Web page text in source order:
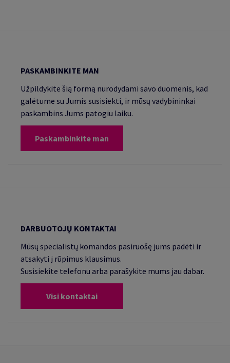
PASKAMBINKITE MAN
Užpildykite šią formą nurodydami savo duomenis, kad
galėtume su Jumis susisiekti, ir mūsų vadybininkai
paskambins Jums patogiu laiku.
Paskambinkite man
DARBUOTOJŲ KONTAKTAI
Mūsų specialistų komandos pasiruošę jums padėti ir
atsakyti į rūpimus klausimus.
Susisiekite telefonu arba parašykite mums jau dabar.
Visi kontaktai